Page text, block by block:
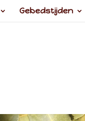
Gebedstijden